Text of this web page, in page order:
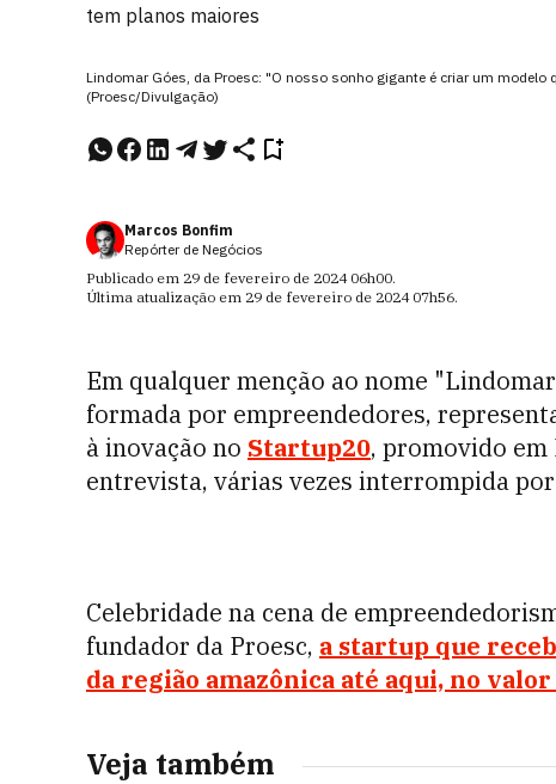
tem planos maiores
Lindomar Góes, da Proesc: "O nosso sonho gigante é criar um
(Proesc/Divulgação)
Marcos Bonfim
Repórter de Negócios
Publicado em 29 de fevereiro de 2024 06h00.
Última atualização em 29 de fevereiro de 2024 07h56.
Em qualquer menção ao nome
formada por empreendedores,
à inovação no Startup20, promovido em
entrevista, várias vezes interrompida
Celebridade na cena de
fundador da Proesc, a startup que
da região amazônica até aqui, no
Veja também